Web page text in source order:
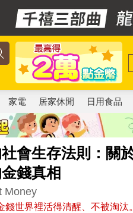
家電 居家休閒 日用食品
會生存法則：關
錢真相
Money
世界裡活得清醒、不被淘汰。